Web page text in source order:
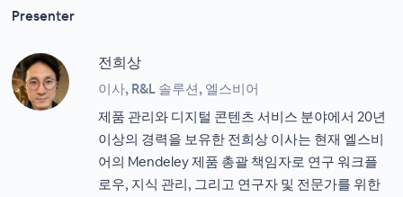
Presenter
전희상
이사, R&L 솔루션, 엘스비어
제품 관리와 디지털 콘텐츠 서비스 분야에서 20년
이상의 경력을 보유한 전희상 이사는 현재 엘스비
어의 Mendeley 제품 총괄 책임자로 연구 워크플
로우, 지식 관리, 그리고 연구자 및 전문가를 위한